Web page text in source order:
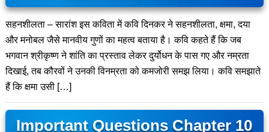
सहनशीलता – सारांश इस कविता में कवि दिनकर ने सहनशीलता, क्षमा, दया
और मनोबल जैसे मानवीय गुणों का महत्व बताया है। कवि कहते हैं कि जब
भगवान श्रीकृष्ण ने शांति का प्रस्ताव लेकर दुर्योधन के पास गए और नम्रता
दिखाई, तब कौरवों ने उनकी विनम्रता को कमजोरी समझ लिया। कवि समझाते
हैं कि क्षमा उसी […]
Important Questions Chapter 10